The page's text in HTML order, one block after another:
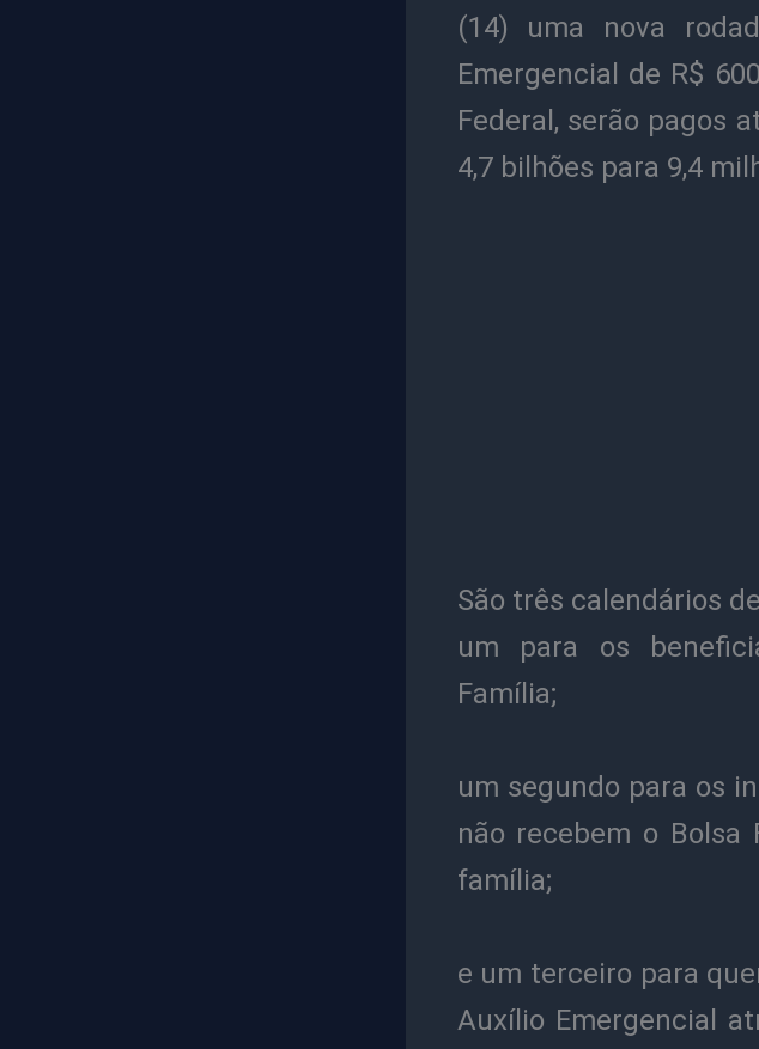
(14) uma nova
Emergencial de R$
Federal, serão pagos
4,7 bilhões para 9,4
São três calendários
um para os
Família;
um segundo para os
não recebem o
família;
e um terceiro para
Auxílio Emergencial